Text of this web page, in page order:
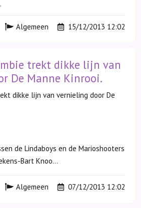
Algemeen 15/12/2013 12:02
trekt dikke lijn van
De Manne Kinrooi.
dikke lijn van vernieling door De
de Lindaboys en de Marioshooters
Bart Knoo...
Algemeen 07/12/2013 12:02